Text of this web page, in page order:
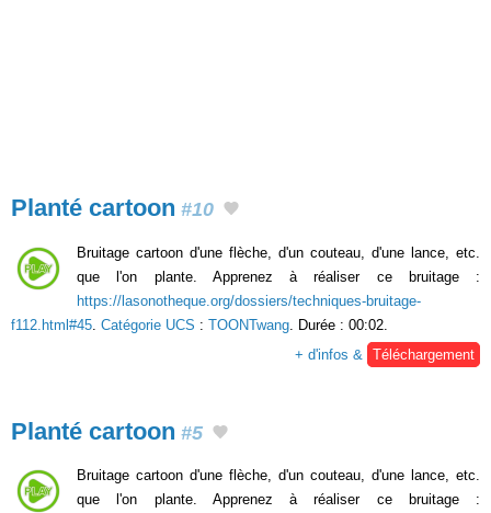
Planté cartoon #10
Bruitage cartoon d'une flèche, d'un couteau, d'une lance, etc.
que l'on plante. Apprenez à réaliser ce bruitage :
https://lasonotheque.org/dossiers/techniques-bruitage-
f112.html#45 Catégorie UCS : TOONTwang . Durée : 00:02.
+ d'infos &
Téléchargement
Planté cartoon #5
Bruitage cartoon d'une flèche, d'un couteau, d'une lance, etc.
que l'on plante. Apprenez à réaliser ce bruitage :